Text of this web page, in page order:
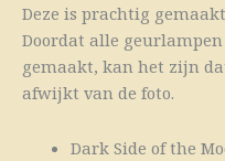
Deze is prachtig
Doordat alle
gemaakt, kan het zijn
afwijkt van de foto.
Dark Side of the